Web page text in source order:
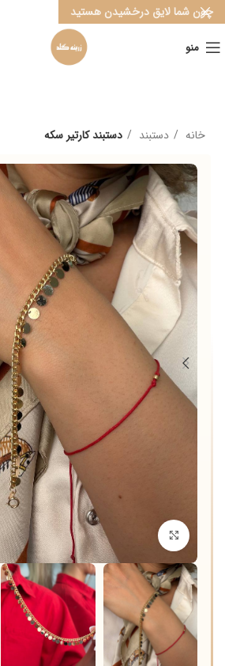
منو
خانه دستبند دستبند کارتیر سکه
برای بزرگنمایی کلیک کنید
چون شما لایق درخشیدن هستید